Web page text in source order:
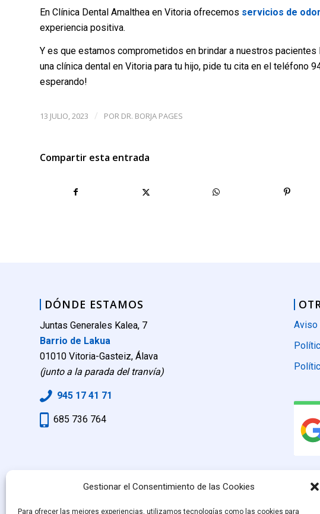
Gestionar el Consentimiento de las Cookies
Para ofrecer las mejores experiencias, utilizamos tecnologías como las cookies para
En Clínica Dental Amalthea en Vitoria ofrecemos servicios de
experiencia positiva.
Y es que estamos comprometidos en brindar a nuestros
una clínica dental en Vitoria para tu hijo, pide tu cita en el teléfono
esperando!
13 JULIO, 2023 / POR DR. BORJA PAGES
Compartir esta entrada
DÓNDE ESTAMOS
Juntas Generales Kalea, 7
Barrio de Lakua
01010 Vitoria-Gasteiz, Álava
(junto a la parada del tranvía)
945 17 41 71
685 736 764
Aviso